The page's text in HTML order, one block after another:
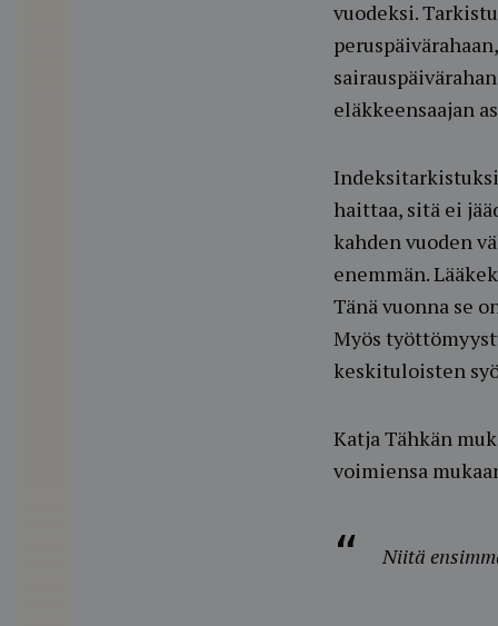
vuodeksi.
eläkkeensaajan
haittaa, sitä ei
kahden vuoden
enemmän.
Tänä vuonna se
Myös
keskituloisten
Katja Tähkän
voimiensa
Niitä